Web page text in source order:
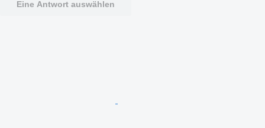
Eine Antwort auswählen